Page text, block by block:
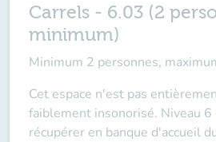
Carrels - 6.03 (2
minimum)
Minimum 2 personnes,
Cet espace n'est pas
faiblement insonorisé. Niveau 6
récupérer en banque d'accueil